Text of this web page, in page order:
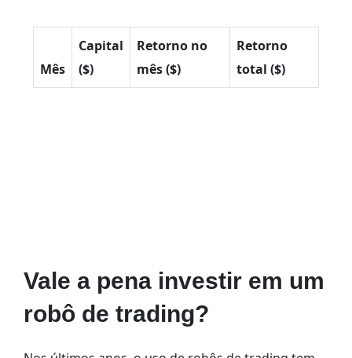
Mês
Capital
($)
Retorno no
mês ($)
Retorno
total ($)
Vale a pena investir em um
robô de trading?